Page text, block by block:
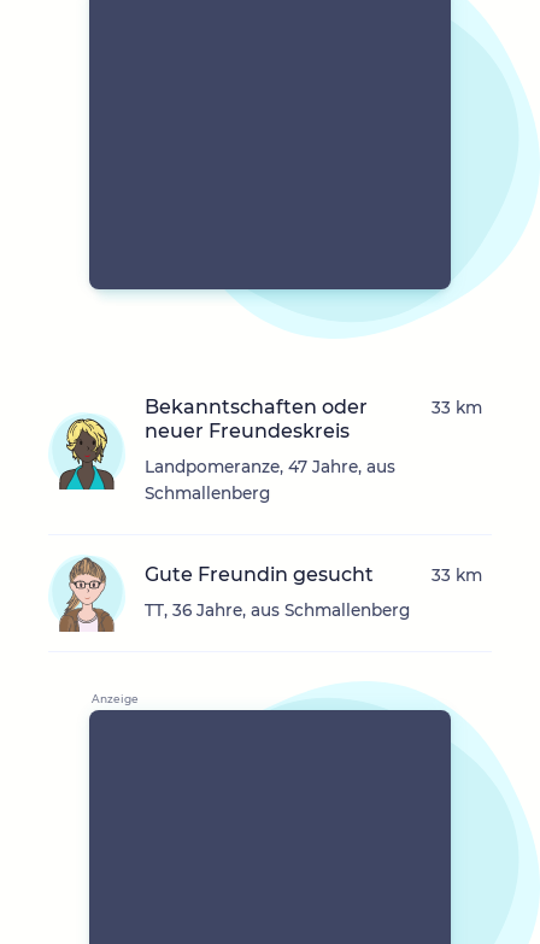
Bekanntschaften oder
neuer Freundeskreis
Landpomeranze, 47 Jahre, aus
Schmallenberg
33 km
Gute Freundin gesucht
TT, 36 Jahre, aus Schmallenberg
33 km